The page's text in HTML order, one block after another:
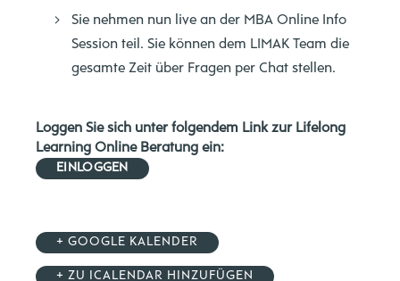
Sie nehmen nun live an der MBA Online Info
Session teil. Sie können dem LIMAK Team die
gesamte Zeit über Fragen per Chat stellen.
Loggen Sie sich unter folgendem Link zur Lifelong
Learning Online Beratung ein:
EINLOGGEN
+ GOOGLE KALENDER
+ ZU ICALENDAR HINZUFÜGEN